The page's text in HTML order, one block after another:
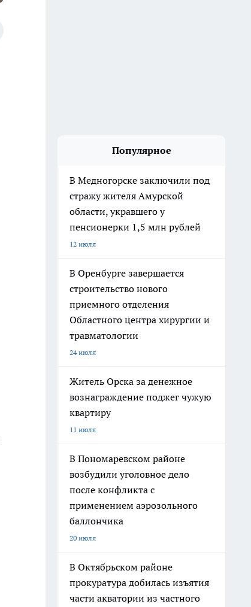
Популярное
В Медногорске заключили под
стражу жителя Амурской
области, укравшего у
пенсионерки 1,5 млн рублей
12 июля
В Оренбурге завершается
строительство нового
приемного отделения
Областного центра хирургии и
травматологии
24 июля
Житель Орска за денежное
вознаграждение поджег чужую
квартиру
11 июля
В Пономаревском районе
возбудили уголовное дело
после конфликта с
применением аэрозольного
баллончика
20 июля
В Октябрьском районе
прокуратура добилась изъятия
части акватории из частного